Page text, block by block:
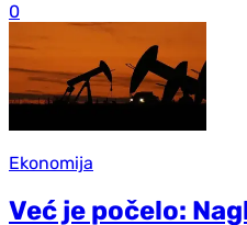
0
Ekonomija
Već je počelo: